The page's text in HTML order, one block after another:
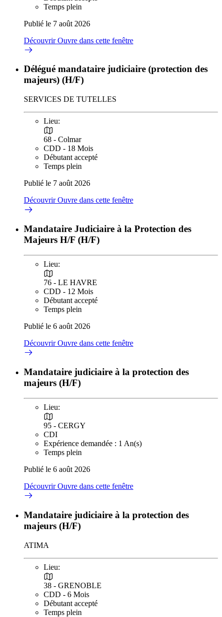
Temps plein
Publié le 7 août 2026
DécouvrirOuvre dans cette fenêtre
Délégué mandataire judiciaire (protection des
majeurs) (H/F)
SERVICES DE TUTELLES
Lieu:
68 - Colmar
CDD - 18 Mois
Débutant accepté
Temps plein
Publié le 7 août 2026
DécouvrirOuvre dans cette fenêtre
Mandataire Judiciaire à la Protection des
Majeurs H/F (H/F)
Lieu:
76 - LE HAVRE
CDD - 12 Mois
Débutant accepté
Temps plein
Publié le 6 août 2026
DécouvrirOuvre dans cette fenêtre
Mandataire judiciaire à la protection des
majeurs (H/F)
Lieu:
95 - CERGY
CDI
Expérience demandée : 1 An(s)
Temps plein
Publié le 6 août 2026
DécouvrirOuvre dans cette fenêtre
Mandataire judiciaire à la protection des
majeurs (H/F)
ATIMA
Lieu:
38 - GRENOBLE
CDD - 6 Mois
Débutant accepté
Temps plein